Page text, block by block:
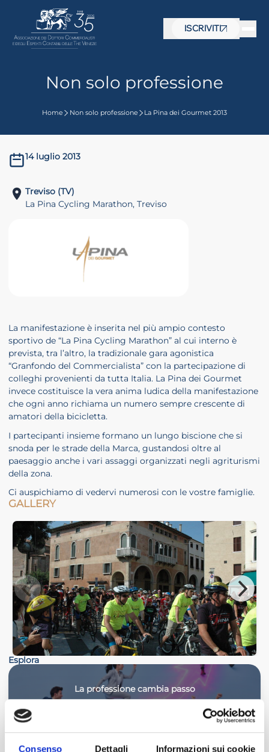
Consenso Dettagli Informazioni sui cookie
ISCRIVITI
Non solo professione
Home Non solo professione La Pina dei Gourmet 2013
14 luglio 2013
Treviso (TV)
La Pina Cycling Marathon, Treviso
La manifestazione è inserita nel più ampio contesto
sportivo de “La Pina Cycling Marathon” al cui interno è
prevista, tra l’altro, la tradizionale gara agonistica
“Granfondo del Commercialista” con la partecipazione di
colleghi provenienti da tutta Italia. La Pina dei Gourmet
invece costituisce la vera anima ludica della manifestazione
che ogni anno richiama un numero sempre crescente di
amatori della bicicletta.
I partecipanti insieme formano un lungo biscione che si
snoda per le strade della Marca, gustandosi oltre al
paesaggio anche i vari assaggi organizzati negli agriturismi
della zona.
Ci auspichiamo di vedervi numerosi con le vostre famiglie.
GALLERY
Esplora
La professione cambia passo